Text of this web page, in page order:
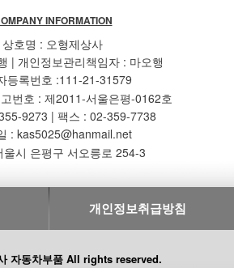
INFORMATION
상호명 : 오형제상사
| 개인정보관리책임자 : 마오행
등록번호 :111-21-31579
번호 : 제2011-서울은평-0162호
9273 | 팩스 : 02-359-7738
: kas5025@hanmail.net
울시 은평구 서오릉로 254-3
개인정보취급방침
자동차부품 All rights reserved.